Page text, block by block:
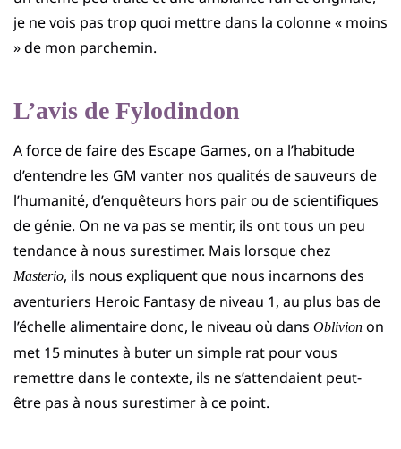
je ne vois pas trop quoi mettre dans la colonne « moins
» de mon parchemin.
L’avis de Fylodindon
A force de faire des Escape Games, on a l’habitude
d’entendre les GM vanter nos qualités de sauveurs de
l’humanité, d’enquêteurs hors pair ou de scientifiques
de génie. On ne va pas se mentir, ils ont tous un peu
tendance à nous surestimer. Mais lorsque chez
Masterio, ils nous expliquent que nous incarnons des
aventuriers Heroic Fantasy de niveau 1, au plus bas de
l’échelle alimentaire donc, le niveau où dans Oblivion on
met 15 minutes à buter un simple rat pour vous
remettre dans le contexte, ils ne s’attendaient peut-
être pas à nous surestimer à ce point.